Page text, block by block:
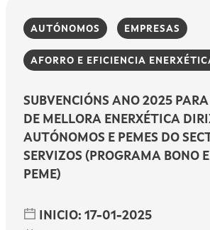
AUTÓNOMOS EMPRESAS
AFORRO E EFICIENCIA
SUBVENCIÓNS ANO 2025 PARA
DE MELLORA ENERXÉTICA
AUTÓNOMOS E PEMES DO
SERVIZOS (PROGRAMA BONO
PEME)
INICIO: 17-01-2025